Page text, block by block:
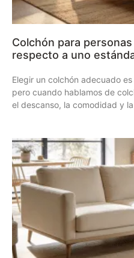
Colchón para
respecto a uno
Elegir un colchón adecuado
pero cuando hablamos de
el descanso, la comodidad y